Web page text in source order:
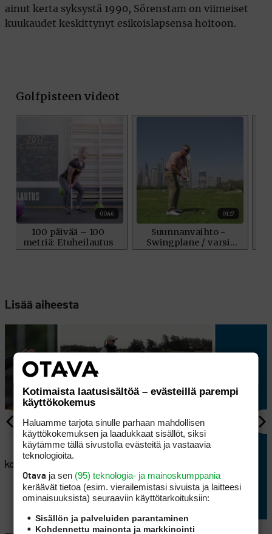
ainut kerta syksystä 1990, Sörenstam on viimeiset
kuukaudet keskittynyt esikoislapsensa hoitoon.
Lisää aiheesta
AJANKOHTAISTA
Lappajärvellä kisataan
erikoisessa golftriathlonissa
Kotimaista laatusisältöä – evästeillä parempi
käyttökokemus
Haluamme tarjota sinulle parhaan mahdollisen
käyttökokemuksen ja laadukkaat sisällöt, siksi
käytämme tällä sivustolla evästeitä ja vastaavia
teknologioita.
Otava ja sen (95) teknologia- ja mainoskumppania
keräävät tietoa (esim. vierailemis­tasi sivuista ja laitteesi
ominaisuuk­sista) seuraaviin käyttötarkoituksiin:
Sisällön ja palveluiden parantaminen
Kohdennettu mainonta ja markkinointi